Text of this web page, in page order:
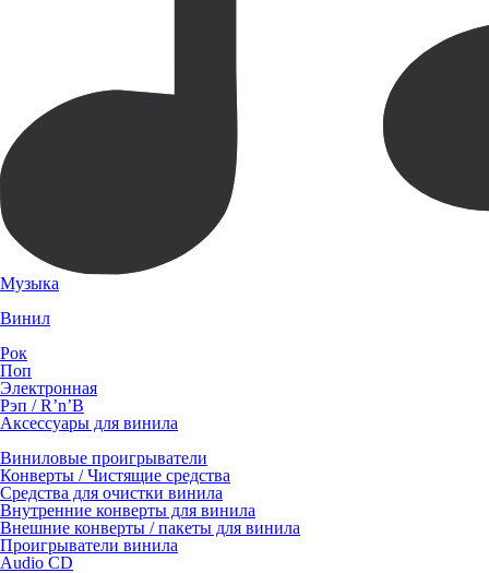
Музыка
Винил
Рок
Поп
Электронная
Рэп / R’n’B
Аксессуары для винила
Виниловые проигрыватели
Конверты / Чистящие средства
Средства для очистки винила
Внутренние конверты для винила
Внешние конверты / пакеты для винила
Проигрыватели винила
Audio CD